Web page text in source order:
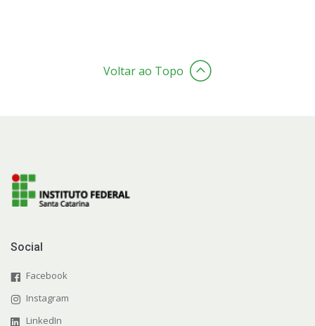
Voltar ao Topo
Social
Facebook
Instagram
LinkedIn